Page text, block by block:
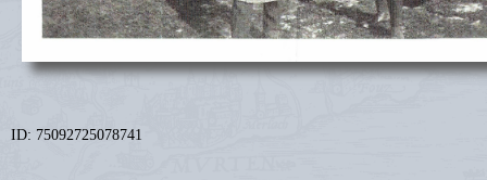
ID: 75092725078741